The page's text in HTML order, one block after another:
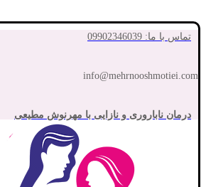
تماس با ما: 09902346039
info@mehrnooshmotiei.com
درمان ناباروری و نازایی با مهرنوش مطیعی